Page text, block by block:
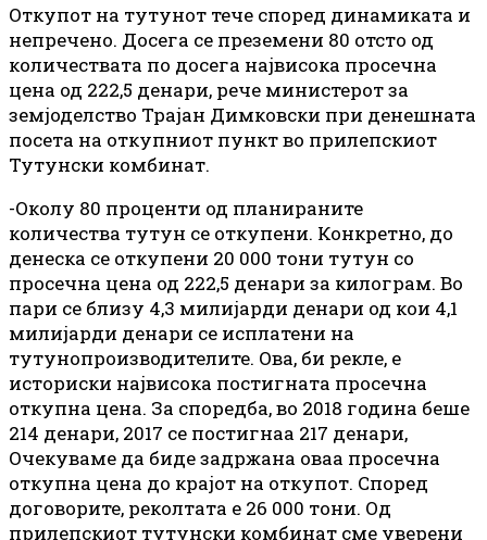
Откупот на тутунот тече според динамиката и
непречено. Досега се преземени 80 отсто од
количествата по досега највисока просечна
цена од 222,5 денари, рече министерот за
земјоделство Трајан Димковски при денешната
посета на откупниот пункт во прилепскиот
Тутунски комбинат.
-Околу 80 проценти од планираните
количества тутун се откупени. Конкретно, до
денеска се откупени 20 000 тони тутун со
просечна цена од 222,5 денари за килограм. Во
пари се близу 4,3 милијарди денари од кои 4,1
милијарди денари се исплатени на
тутунопроизводителите. Ова, би рекле, е
историски највисока постигната просечна
откупна цена. За споредба, во 2018 година беше
214 денари, 2017 се постигнаа 217 денари,
Очекуваме да биде задржана оваа просечна
откупна цена до крајот на откупот. Според
договорите, реколтата е 26 000 тони. Од
прилепскиот тутунски комбинат сме уверени